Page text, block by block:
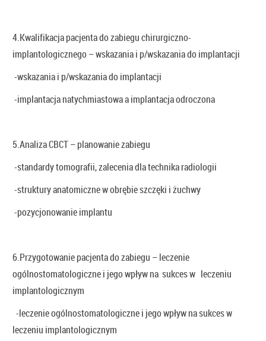
4.Kwalifikacja pacjenta do zabiegu chirurgiczno-
implantologicznego – wskazania i p/wskazania do implantacji
-wskazania i p/wskazania do implantacji
-implantacja natychmiastowa a implantacja odroczona
5.Analiza CBCT – planowanie zabiegu
-standardy tomografii, zalecenia dla technika radiologii
-struktury anatomiczne w obrębie szczęki i żuchwy
-pozycjonowanie implantu
6.Przygotowanie pacjenta do zabiegu – leczenie
ogólnostomatologiczne i jego wpływ na sukces w leczeniu
implantologicznym
-leczenie ogólnostomatologiczne i jego wpływ na sukces w
leczeniu implantologicznym